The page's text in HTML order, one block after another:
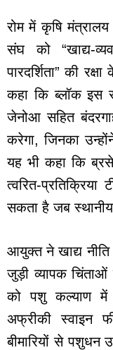
रोम में कृषि मंत्रालय
संघ को “खाद्य-
पारदर्शिता” की
कहा कि ब्लॉक इस
जेनोआ सहित
करेगा, जिनका
यह भी कहा कि
त्वरित-
सकता है जब स्थानीय
आयुक्त ने खाद्य
जुड़ी व्यापक
को पशु कल्याण में
अफ्रीकी स्वाइन
बीमारियों से पशुधन